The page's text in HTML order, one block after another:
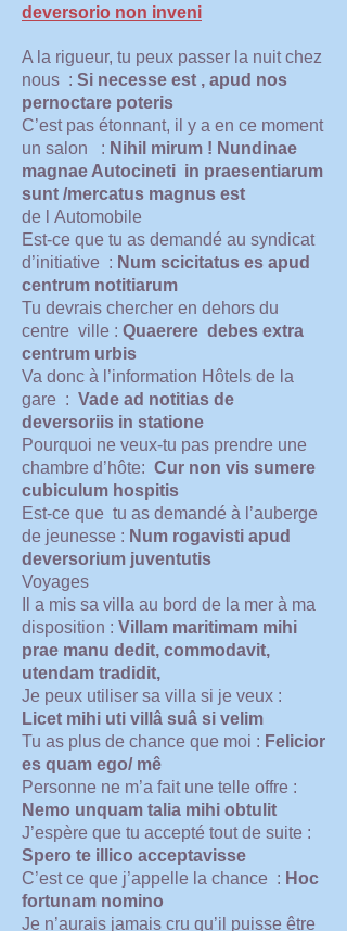
deversorio non inveni
A la rigueur, tu peux passer la nuit chez
nous : Si necesse est , apud nos
pernoctare poteris
C’est pas étonnant, il y a en ce moment
un salon : Nihil mirum ! Nundinae
magnae Autocineti in praesentiarum
sunt /mercatus magnus est
de l Automobile
Est-ce que tu as demandé au syndicat
d’initiative : Num scicitatus es apud
centrum notitiarum
Tu devrais chercher en dehors du
centre ville : Quaerere debes extra
centrum urbis
Va donc à l’information Hôtels de la
gare : Vade ad notitias de
deversoriis in statione
Pourquoi ne veux-tu pas prendre une
chambre d’hôte: Cur non vis sumere
cubiculum hospitis
Est-ce que tu as demandé à l’auberge
de jeunesse : Num rogavisti apud
deversorium juventutis
Voyages
Il a mis sa villa au bord de la mer à ma
disposition : Villam maritimam mihi
prae manu dedit, commodavit,
utendam tradidit,
Je peux utiliser sa villa si je veux :
Licet mihi uti villâ suâ si velim
Tu as plus de chance que moi : Felicior
es quam ego/ mê
Personne ne m’a fait une telle offre :
Nemo unquam talia mihi obtulit
J’espère que tu accepté tout de suite :
Spero te illico acceptavisse
C’est ce que j’appelle la chance : Hoc
fortunam nomino
Je n’aurais jamais cru qu’il puisse être